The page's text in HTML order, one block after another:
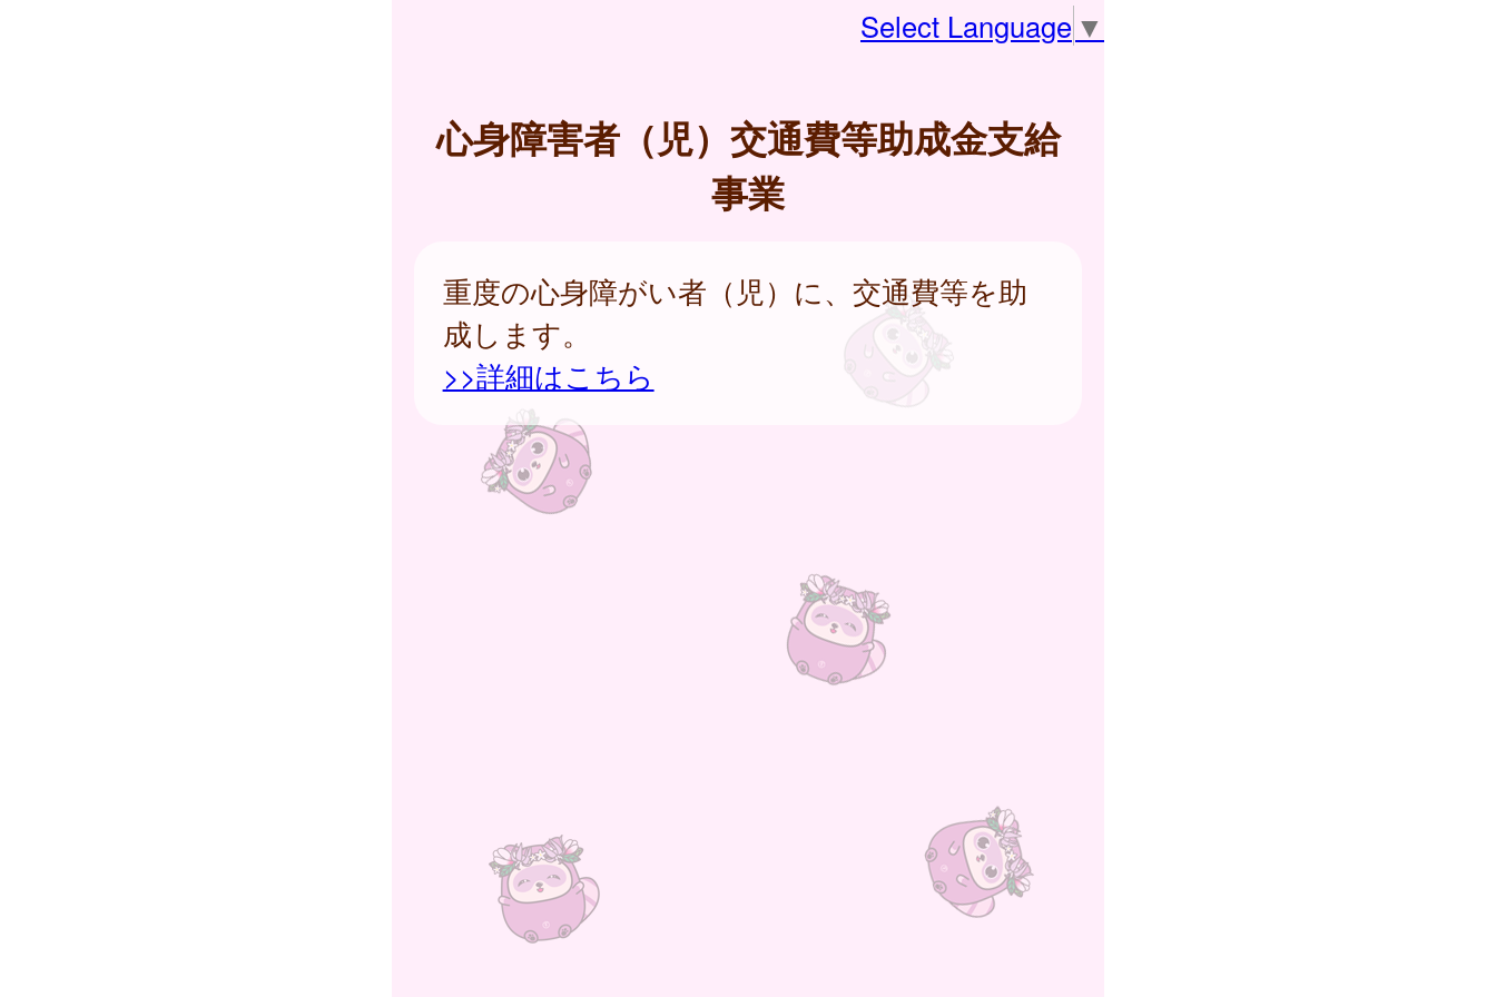
Select Language ▼
心身障害者（児）交通費等助成金支給
事業
重度の心身障がい者（児）に、交通費等を助
成します。
>>詳細はこちら